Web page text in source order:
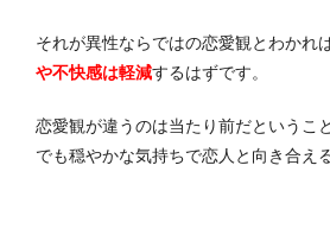
それが異性ならではの恋愛観とわかれ
や不快感は軽減するはずです。
恋愛観が違うのは当たり前だというこ
でも穏やかな気持ちで恋人と向き合え